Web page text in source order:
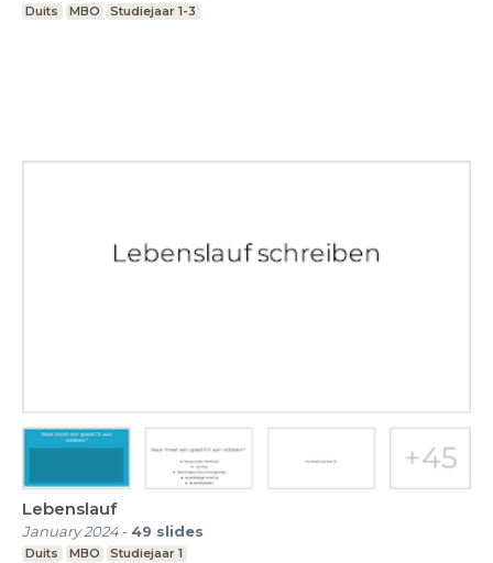
Duits MBO Studiejaar 1-3
Lebenslauf
January 2024- 49 slides
Duits MBO Studiejaar 1